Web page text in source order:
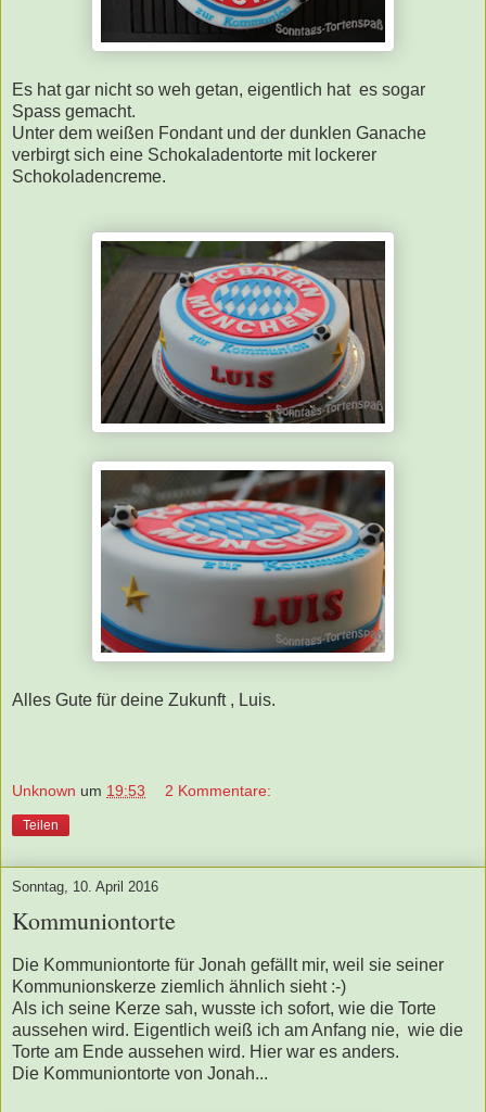
Es hat gar nicht so weh getan, eigentlich hat es sogar
Spass gemacht.
Unter dem weißen Fondant und der dunklen Ganache
verbirgt sich eine Schokaladentorte mit lockerer
Schokoladencreme.
Alles Gute für deine Zukunft , Luis.
Unknown um 19:53 2 Kommentare:
Teilen
Sonntag, 10. April 2016
Kommuniontorte
Die Kommuniontorte für Jonah gefällt mir, weil sie seiner
Kommunionskerze ziemlich ähnlich sieht :-)
Als ich seine Kerze sah, wusste ich sofort, wie die Torte
aussehen wird. Eigentlich weiß ich am Anfang nie, wie die
Torte am Ende aussehen wird. Hier war es anders.
Die Kommuniontorte von Jonah...